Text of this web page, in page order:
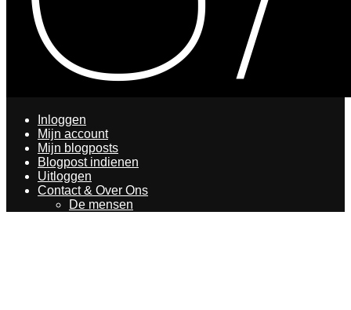
Inloggen
Mijn account
Mijn blogposts
Blogpost indienen
Uitloggen
Contact & Over Ons
De mensen